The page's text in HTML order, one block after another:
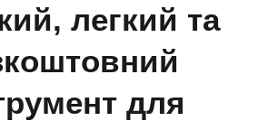
легкий та
для